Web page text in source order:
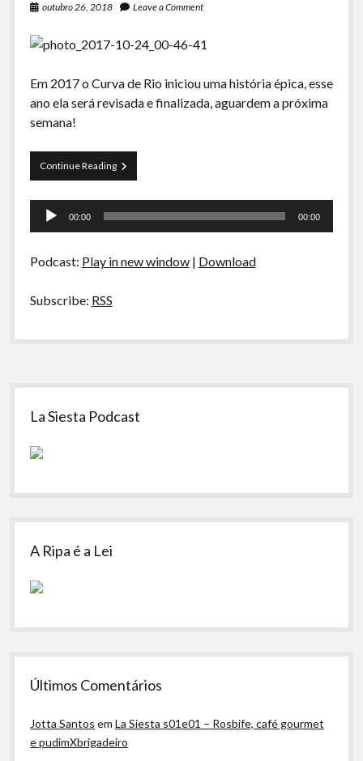
outubro 26, 2018 Leave a Comment
Em 2017 o Curva de Rio iniciou uma história épica, esse
ano ela será revisada e finalizada, aguardem a próxima
semana!
Continue ReadingTRAILER
–
É
Tocador
00:00 00:00
Podcast: Play in new window| Download
Subscribe: RSS
Sidebar
La Siesta Podcast
A Ripa é a Lei
Últimos Comentários
Jotta Santos emLa Siesta s01e01 – Rosbife, café gourmet
e pudimXbrigadeiro